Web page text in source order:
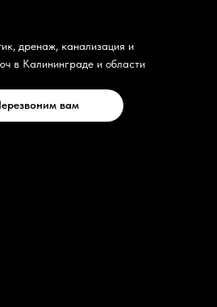
дренаж, канализация и
в Калининграде и области
вам